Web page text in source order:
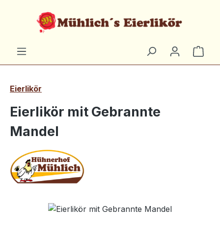
Zum Hauptinhalt springen
Eierlikör
Eierlikör mit Gebrannte
Mandel
Bildergalerie überspringen